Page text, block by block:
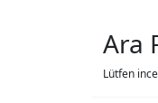
Ara
Lütfen